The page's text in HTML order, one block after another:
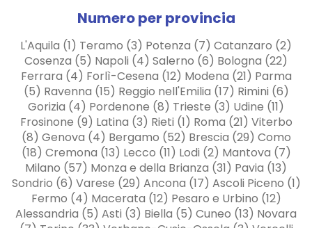
Numero per provincia
L'Aquila (1) Teramo (3) Potenza (7) Catanzaro (2)
Cosenza (5) Napoli (4) Salerno (6) Bologna (22)
Ferrara (4) Forlì-Cesena (12) Modena (21) Parma
(5) Ravenna (15) Reggio nell'Emilia (17) Rimini (6)
Gorizia (4) Pordenone (8) Trieste (3) Udine (11)
Frosinone (9) Latina (3) Rieti (1) Roma (21) Viterbo
(8) Genova (4) Bergamo (52) Brescia (29) Como
(18) Cremona (13) Lecco (11) Lodi (2) Mantova (7)
Milano (57) Monza e della Brianza (31) Pavia (13)
Sondrio (6) Varese (29) Ancona (17) Ascoli Piceno (1)
Fermo (4) Macerata (12) Pesaro e Urbino (12)
Alessandria (5) Asti (3) Biella (5) Cuneo (13) Novara